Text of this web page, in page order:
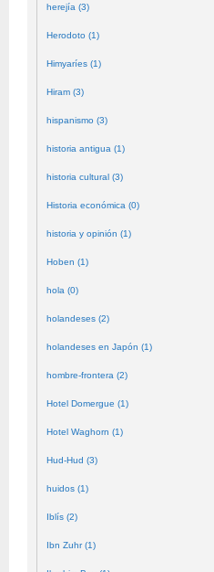
herejía (3)
Herodoto (1)
Himyaríes (1)
Hiram (3)
hispanismo (3)
historia antigua (1)
historia cultural (3)
Historia económica (0)
historia y opinión (1)
Hoben (1)
hola (0)
holandeses (2)
holandeses en Japón (1)
hombre-frontera (2)
Hotel Domergue (1)
Hotel Waghorn (1)
Hud-Hud (3)
huidos (1)
Iblís (2)
Ibn Zuhr (1)